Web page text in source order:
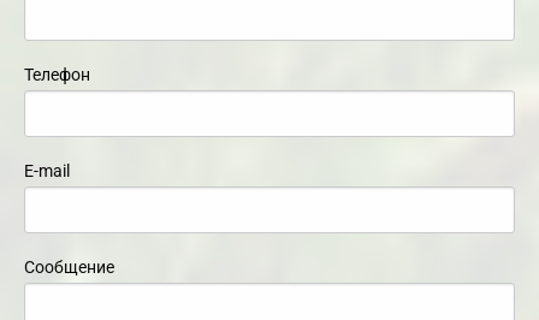
Телефон
E-mail
Сообщение